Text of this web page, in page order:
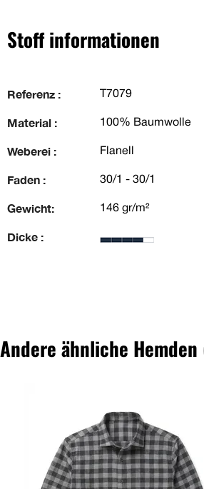
Stoff informationen
Referenz : T7079
Material : 100% Baumwolle
Weberei : Flanell
Faden : 30/1 - 30/1
Gewicht: 146 gr/m²
Dicke :
Andere ähnliche